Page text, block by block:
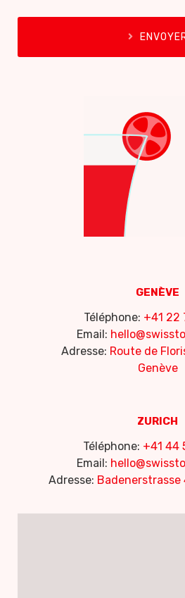
GENÈVE
Téléphone: +41 22
Email:
Adresse: Route de
Genève
ZURICH
Téléphone: +41 44
Email:
Adresse: